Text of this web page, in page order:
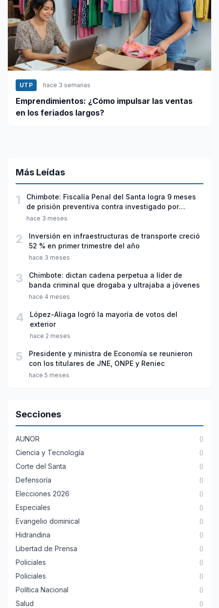
UTP hace 3 semanas
Emprendimientos: ¿Cómo impulsar las ventas
en los feriados largos?
Más Leídas
1
Chimbote: Fiscalía Penal del Santa logra 9 meses
de prisión preventiva contra investigado por
violación sexual y tentativa de feminicidio
hace 3 meses
2
Inversión en infraestructuras de transporte creció
52 % en primer trimestre del año
hace 3 meses
3
Chimbote: dictan cadena perpetua a líder de
banda criminal que drogaba y ultrajaba a jóvenes
hace 4 meses
4
López-Aliaga logró la mayoría de votos del
exterior
hace 2 meses
5
Presidente y ministra de Economía se reunieron
con los titulares de JNE, ONPE y Reniec
hace 5 meses
Secciones
AUNOR ()
Ciencia y Tecnología ()
Corte del Santa ()
Defensoría ()
Elecciones 2026 ()
Especiales ()
Evangelio dominical ()
Hidrandina ()
Libertad de Prensa ()
Policiales ()
Policiales ()
Política Nacional ()
Salud ()